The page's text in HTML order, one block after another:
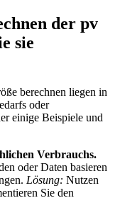
der pv
sie
berechnen liegen in
oder
einige Beispiele und
Verbrauchs.
oder Daten basieren
Lösung: Nutzen
Sie den